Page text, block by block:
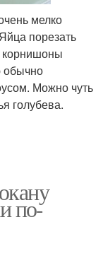
мелко
порезать
корнишоны
обычно
Можно чуть
голубева.
по-